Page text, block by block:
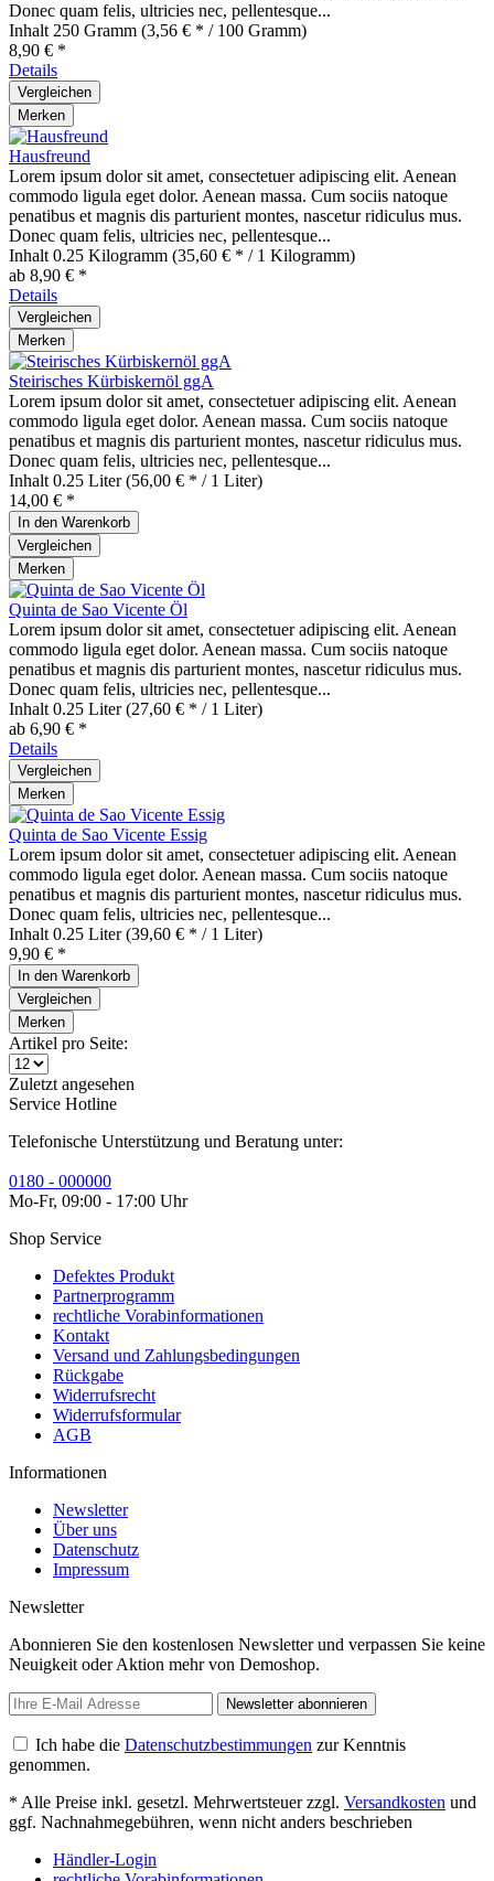
Donec quam felis, ultricies nec, pellentesque...
Inhalt 250 Gramm (3,56 € * / 100 Gramm)
8,90 € *
Details
Vergleichen
Merken
Hausfreund
Lorem ipsum dolor sit amet, consectetuer adipiscing elit. Aenean
commodo ligula eget dolor. Aenean massa. Cum sociis natoque
penatibus et magnis dis parturient montes, nascetur ridiculus mus.
Donec quam felis, ultricies nec, pellentesque...
Inhalt 0.25 Kilogramm (35,60 € * / 1 Kilogramm)
ab 8,90 € *
Details
Vergleichen
Merken
Steirisches Kürbiskernöl ggA
Lorem ipsum dolor sit amet, consectetuer adipiscing elit. Aenean
commodo ligula eget dolor. Aenean massa. Cum sociis natoque
penatibus et magnis dis parturient montes, nascetur ridiculus mus.
Donec quam felis, ultricies nec, pellentesque...
Inhalt 0.25 Liter(56,00 € * / 1 Liter)
14,00 € *
In den Warenkorb
Vergleichen
Merken
Quinta de Sao Vicente Öl
Lorem ipsum dolor sit amet, consectetuer adipiscing elit. Aenean
commodo ligula eget dolor. Aenean massa. Cum sociis natoque
penatibus et magnis dis parturient montes, nascetur ridiculus mus.
Donec quam felis, ultricies nec, pellentesque...
Inhalt 0.25 Liter(27,60 € * / 1 Liter)
ab 6,90 € *
Details
Vergleichen
Merken
Quinta de Sao Vicente Essig
Lorem ipsum dolor sit amet, consectetuer adipiscing elit. Aenean
commodo ligula eget dolor. Aenean massa. Cum sociis natoque
penatibus et magnis dis parturient montes, nascetur ridiculus mus.
Donec quam felis, ultricies nec, pellentesque...
Inhalt 0.25 Liter(39,60 € * / 1 Liter)
9,90 € *
In den Warenkorb
Vergleichen
Merken
Artikel pro Seite:
Zuletzt angesehen
Service Hotline
Telefonische Unterstützung und Beratung unter:
0180 - 000000
Mo-Fr, 09:00 - 17:00 Uhr
Shop Service
Defektes Produkt
Partnerprogramm
rechtliche Vorabinformationen
Kontakt
Versand und Zahlungsbedingungen
Rückgabe
Widerrufsrecht
Widerrufsformular
AGB
Informationen
Newsletter
Über uns
Datenschutz
Impressum
Newsletter
Abonnieren Sie den kostenlosen Newsletter und verpassen Sie keine
Neuigkeit oder Aktion mehr von Demoshop.
Newsletter abonnieren
Ich habe die Datenschutzbestimmungen zur Kenntnis
genommen.
* Alle Preise inkl. gesetzl. Mehrwertsteuer zzgl. Versandkosten und
ggf. Nachnahmegebühren, wenn nicht anders beschrieben
Händler-Login